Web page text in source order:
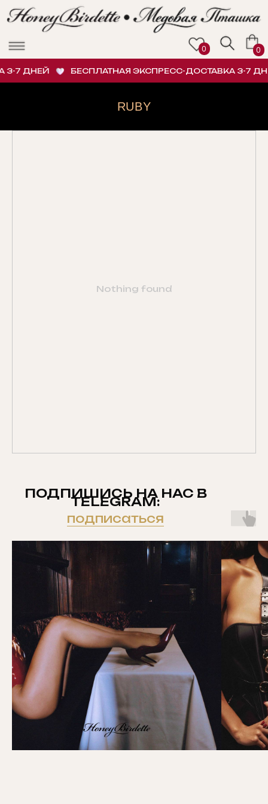
7 ДНЕЙ БЕСПЛАТНАЯ ЭКСПРЕСС-ДОСТАВКА 3-7
RUBY
Nothing found
ПОДПИШИСЬ НА НАС В
TELEGRAM:
подписаться